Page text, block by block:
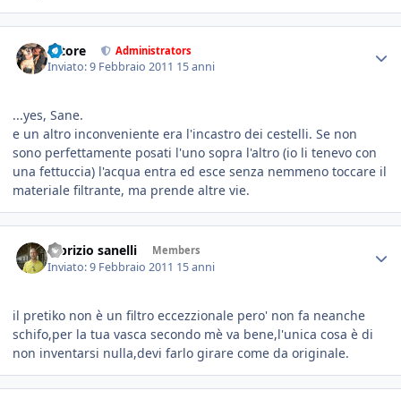
tatore Administrators
Inviato:9 Febbraio 2011 15 anni
...yes, Sane.
e un altro inconveniente era l'incastro dei cestelli. Se non
sono perfettamente posati l'uno sopra l'altro (io li tenevo con
una fettuccia) l'acqua entra ed esce senza nemmeno toccare il
materiale filtrante, ma prende altre vie.
fabrizio sanelli Members
Inviato:9 Febbraio 2011 15 anni
il pretiko non è un filtro eccezzionale pero' non fa neanche
schifo,per la tua vasca secondo mè va bene,l'unica cosa è di
non inventarsi nulla,devi farlo girare come da originale.